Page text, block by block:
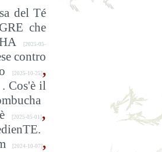
del Té
che
[2025-05-
contro
[2025-10-25] ,
. Cos'è il
[2025-05-01] ,
[2024-10-07] ,